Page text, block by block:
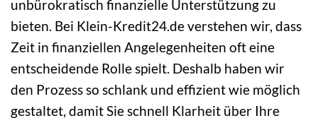
unbürokratisch finanzielle Unterstützung zu
bieten. Bei Klein-Kredit24.de verstehen wir, dass
Zeit in finanziellen Angelegenheiten oft eine
entscheidende Rolle spielt. Deshalb haben wir
den Prozess so schlank und effizient wie möglich
gestaltet, damit Sie schnell Klarheit über Ihre